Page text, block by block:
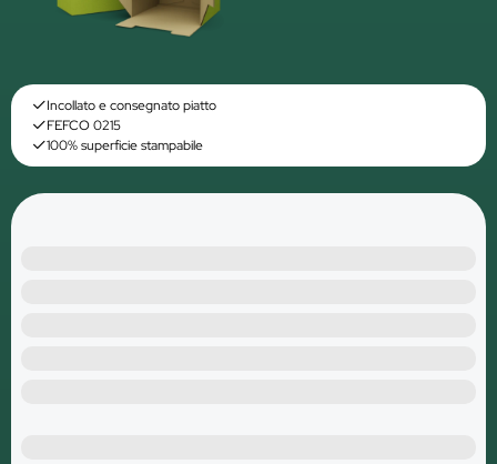
Incollato e consegnato piatto
FEFCO 0215
100% superficie stampabile